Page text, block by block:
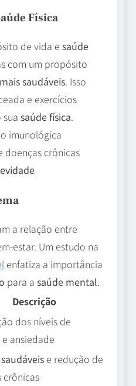
Física
de vida e saúde
com um propósito
saudáveis. Isso
e exercícios
saúde física.
imunológica
doenças crônicas
a relação entre
estar. Um estudo na
enfatiza a importância
para a saúde mental.
Descrição
dos níveis de
e ansiedade
e redução de
crônicas